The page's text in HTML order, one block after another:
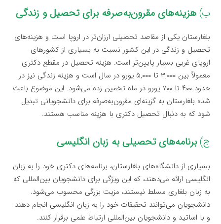
ب)هزینه‌های مقرون‌به‌صرفه برای تحصیل و زندگی
بلغارستان یکی از مقاصد تحصیلی ارزان‌تر در اروپا است و هزینه‌های
تحصیل و زندگی در این کشور نسبت به بسیاری از کشورهای
اروپای غربی بسیار پایین‌تر است. هزینه تحصیل در مقطع دکتری
معمولاً بین ۳,۰۰۰ تا ۵,۰۰۰ یورو در سال است و هزینه زندگی نیز در
حدود ۴۰۰ تا ۷۰۰ یورو در ماه تخمین زده می‌شود. این موضوع باعث
شده بلغارستان به گزینه‌ای مقرون‌به‌صرفه برای دانشجویانی تبدیل
شود که به دنبال تحصیل دکتری با هزینه مناسب هستند.
ج)برنامه‌های تحصیلی به زبان انگلیسی
بسیاری از دانشگاه‌های بلغارستان، برنامه‌های دکتری خود را به زبان
انگلیسی ارائه می‌دهند، که این ویژگی برای دانشجویان بین‌المللی که
به زبان بلغاری مسلط نیستند، مزیت بزرگی محسوب می‌شود.
دانشجویان می‌توانند تحقیقات خود را به زبان انگلیسی انجام دهند
و با اساتید و دانشجویان بین‌المللی ارتباط علمی برقرار کنند.